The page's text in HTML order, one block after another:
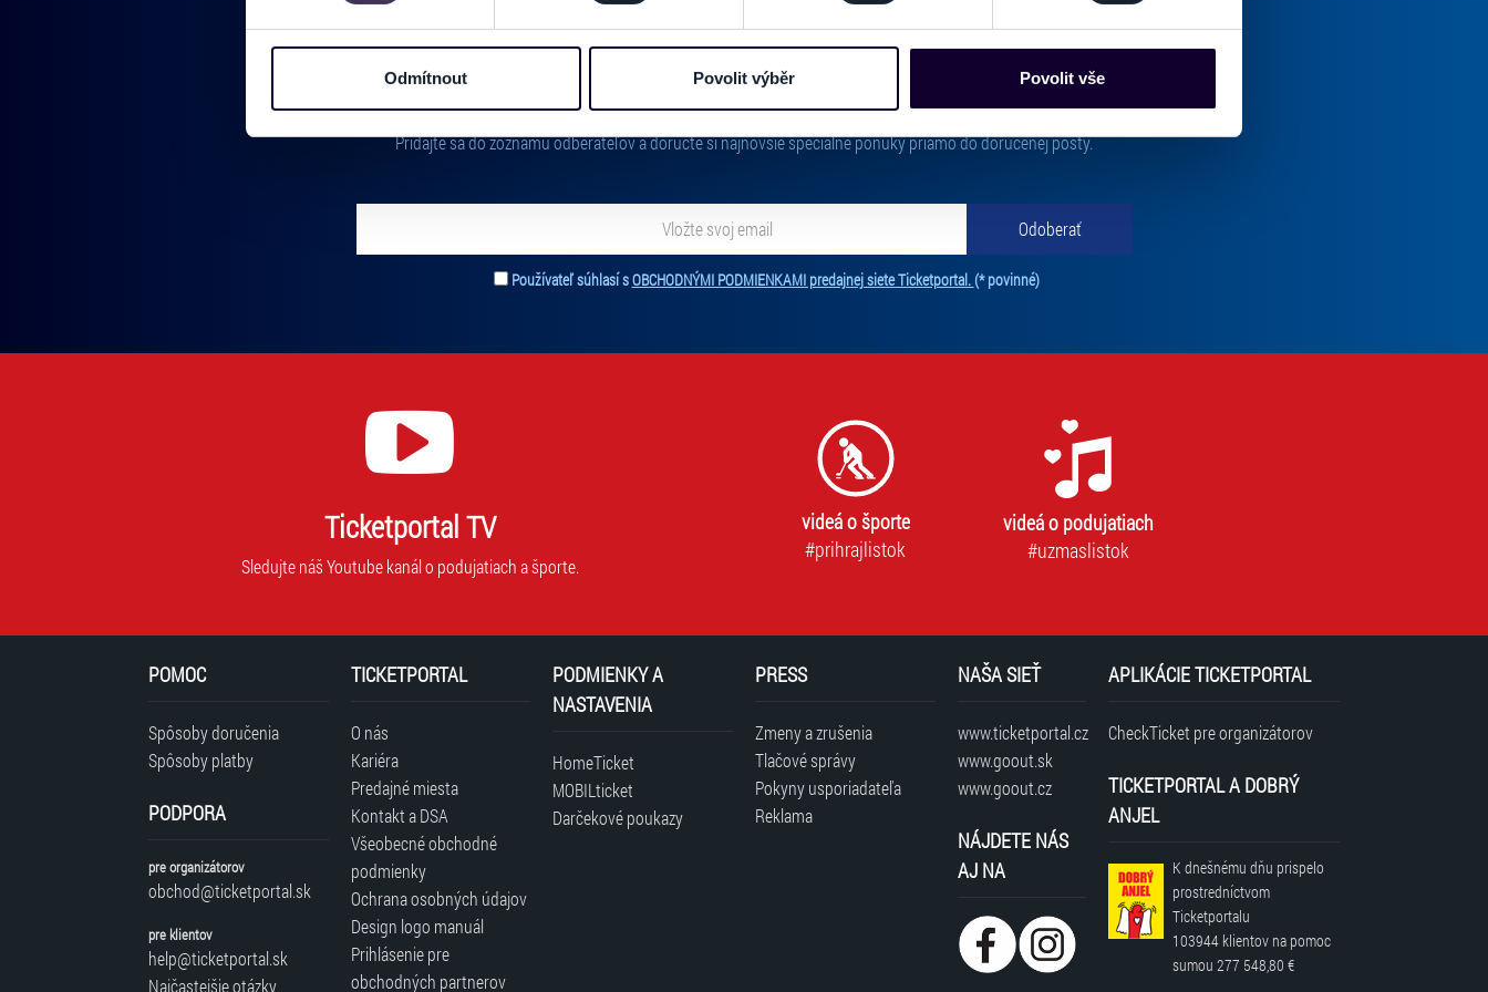
informace o vašem zařízení nebo vaší aktivitě na našich webových stránkách. Tyto informace mohou představovat
osobní údaje. Získané informace používáme např. k analýze návštěvnosti webu nebo k personalizaci obsahu a reklam.
Jaké typy cookies používáme, naleznete níže. Možnosti zpracování upravíte zaškrtnutím příslušné varianty. Svoji volbu
Odmítnout Povolit výběr Povolit vše
PRIHLÁSIŤ SA KODBERU NOVINIEK
Pridajte sa do zoznamu odberateľov a doručte si najnovšie špeciálne ponuky priamo do doručenej pošty.
Odoberať
Zadajte svoju e-mailovú adresu, na ktorú vám budeme zasielať novinky. Vaša adresa nebude zdieľaná s tretími stranami.
Používateľ súhlasí sOBCHODNÝMI PODMIENKAMI predajnej siete Ticketportal. (* povinné)Tento súhlas je povinný na odber newslettra. Bez súhlasu nie je možné vás
Ticketportal TV
Sledujte náš Youtube kanál o podujatiach a športe.
videá o športe
#prihrajlistok
videá o podujatiach
#uzmaslistok
POMOC
Spôsoby doručenia
Spôsoby platby
PODPORA
pre organizátorov
obchod@ticketportal.sk
pre klientov
help@ticketportal.sk
Najčastejšie otázky
TICKETPORTAL
O nás
Kariéra
Predajné miesta
Kontakt a DSA
Všeobecné obchodné
podmienky
Ochrana osobných údajov
Design logo manuál
Prihlásenie pre
obchodných partnerov
PODMIENKY A
NASTAVENIA
HomeTicket
MOBILticket
Darčekové poukazy
PRESS
Zmeny a zrušenia
Tlačové správy
Pokyny usporiadateľa
Reklama
NAŠA SIEŤ
www.ticketportal.cz
www.goout.sk
www.goout.cz
NÁJDETE NÁS
AJ NA
APLIKÁCIE TICKETPORTAL
CheckTicket pre organizátorov
TICKETPORTAL A DOBRÝ
ANJEL
K dnešnému dňu prispelo
prostredníctvom
Ticketportalu
103944 klientov na pomoc
sumou277 548,80 €